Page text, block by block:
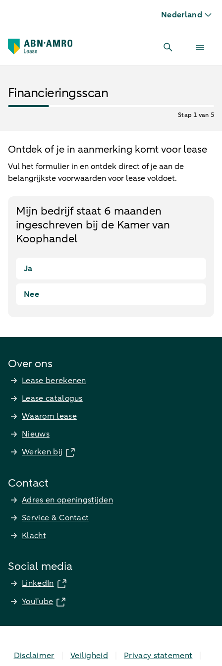
Nederland
Financieringsscan
Stap 1 van 5
Ontdek of je in aanmerking komt voor lease
Vul het formulier in en ontdek direct of je aan de
belangrijkste voorwaarden voor lease voldoet.
Mijn bedrijf staat 6 maanden
ingeschreven bij de Kamer van
Koophandel
Ja
Nee
Over ons
Lease berekenen
Lease catalogus
Waarom lease
Nieuws
Werken bij
Contact
Adres en openingstijden
Service & Contact
Klacht
Social media
LinkedIn
YouTube
Disclaimer Veiligheid Privacy statement